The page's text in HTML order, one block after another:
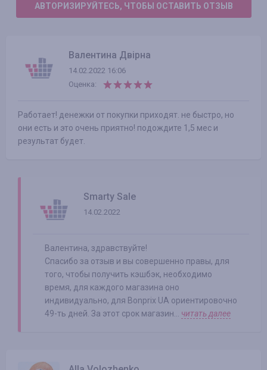
АВТОРИЗИРУЙТЕСЬ, ЧТОБЫ ОСТАВИТЬ ОТЗЫВ
Валентина Двірна
14.02.2022 16:06
Оценка:
Работает! денежки от покупки приходят. не быстро, но
они есть и это очень приятно! подождите 1,5 мес и
результат будет.
Smarty Sale
14.02.2022
Валентина, здравствуйте!
Спасибо за отзыв и вы совершенно правы, для
того, чтобы получить кэшбэк, необходимо
время, для каждого магазина оно
индивидуально, для Bonprix UA ориентировочно
49-ть дней. За этот срок магазин... читать далее